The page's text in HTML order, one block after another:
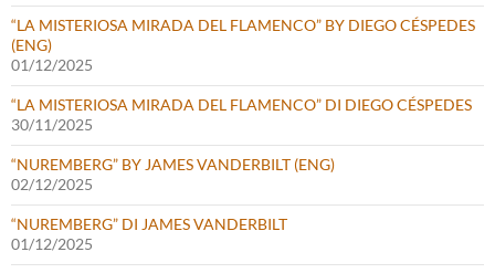
“LA MISTERIOSA MIRADA DEL FLAMENCO” BY DIEGO CÉSPEDES
(ENG)
01/12/2025
“LA MISTERIOSA MIRADA DEL FLAMENCO” DI DIEGO CÉSPEDES
30/11/2025
“NUREMBERG” BY JAMES VANDERBILT (ENG)
02/12/2025
“NUREMBERG” DI JAMES VANDERBILT
01/12/2025